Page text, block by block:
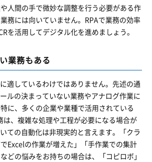
人間の手で微妙な調整を行う必要がある作
務には向いていません。RPAで業務の効率
を活用してデジタル化を進めましょう。
業務もある
適しているわけではありません。先述の通
ルの決まっていない業務やアナログ作業に
に、多くの企業や業種で活用されている
は、複雑な処理や工程が必要になる場合が
ての自動化は非現実的と言えます。「クラ
Excelの作業が増えた」「手作業での集計
どの悩みをお持ちの場合は、「コピロボ」